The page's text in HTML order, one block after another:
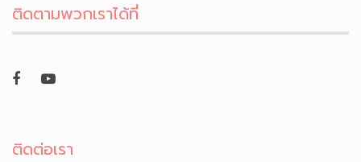
ติดตามพวกเราได้ที่
ติดต่อเรา